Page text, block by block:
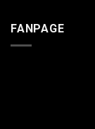
FANPAGE